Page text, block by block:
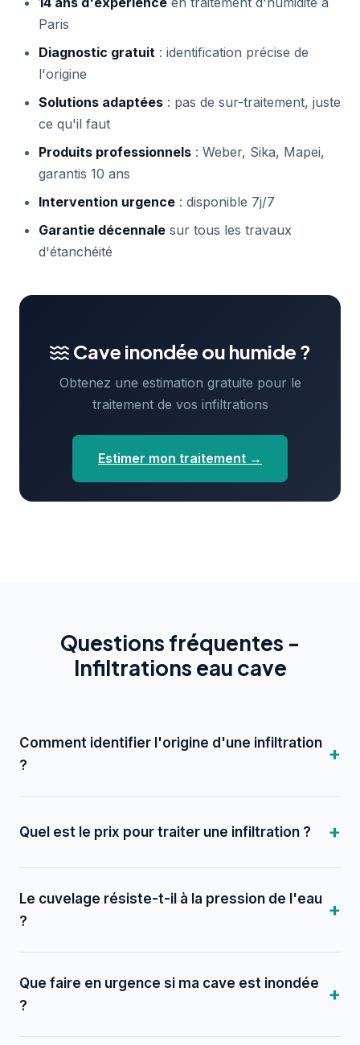
Paris
Diagnostic gratuit : identification précise de
l'origine
Solutions adaptées : pas de sur-traitement, juste
ce qu'il faut
Produits professionnels : Weber, Sika, Mapei,
garantis 10 ans
Intervention urgence : disponible 7j/7
Garantie décennale sur tous les travaux
d'étanchéité
Cave inondée ou humide ?
Obtenez une estimation gratuite pour le
traitement de vos infiltrations
Estimer mon traitement →
Questions fréquentes -
Infiltrations eau cave
Comment identifier l'origine d'une infiltration
?
Quel est le prix pour traiter une infiltration ?
Le cuvelage résiste-t-il à la pression de l'eau
?
Que faire en urgence si ma cave est inondée
?